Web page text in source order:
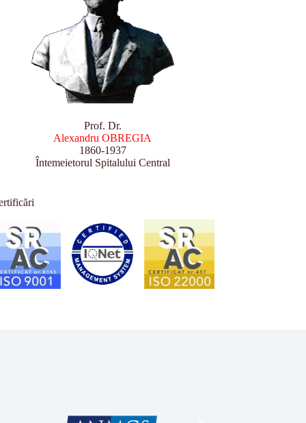
Prof. Dr.
Alexandru OBREGIA
1860-1937
Întemeietorul Spitalului Central